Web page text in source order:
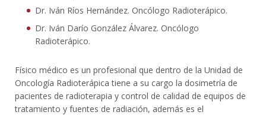
Dr. Iván Ríos Hernández. Oncólogo Radioterápico.
Dr. Iván Darío González Álvarez. Oncólogo
Radioterápico.
Físico médico es un profesional que dentro de la Unidad de
Oncología Radioterápica tiene a su cargo la dosimetría de
pacientes de radioterapia y control de calidad de equipos de
tratamiento y fuentes de radiación, además es el